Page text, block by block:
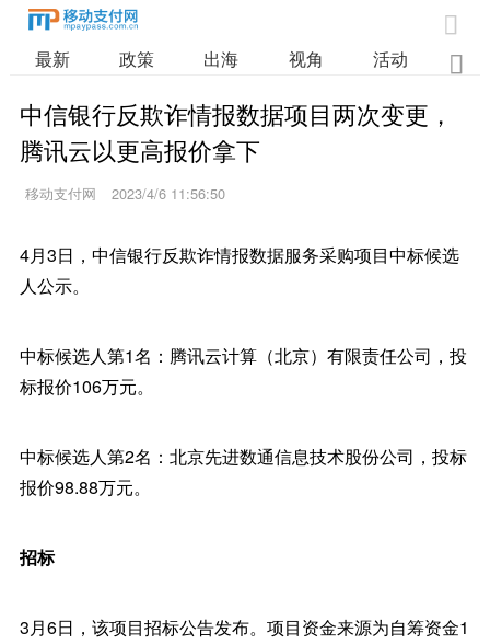

最新 政策 出海 视角 活动 业

中信银行反欺诈情报数据项目两次变更，
腾讯云以更高报价拿下
移动支付网 2023/4/6 11:56:50
4月3日，中信银行反欺诈情报数据服务采购项目中标候选
人公示。
中标候选人第1名：腾讯云计算（北京）有限责任公司，投
标报价106万元。
中标候选人第2名：北京先进数通信息技术股份公司，投标
报价98.88万元。
招标
3月6日，该项目招标公告发布。项目资金来源为自筹资金1